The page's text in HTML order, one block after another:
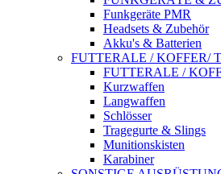
Funkgeräte PMR
Headsets & Zubehör
Akku's & Batterien
FUTTERALE / KOFFER/
FUTTERALE /
Kurzwaffen
Langwaffen
Schlösser
Tragegurte & Slings
Munitionskisten
Karabiner